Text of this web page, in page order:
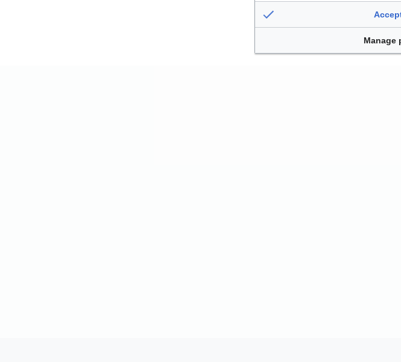
Manage